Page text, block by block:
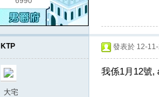
KTP
大宅
發表於 12-
我係1月12號,